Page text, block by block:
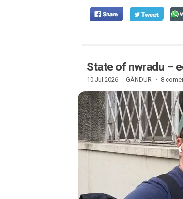
State of nwradu –
10 Jul 2026 · GÂNDURI · 8